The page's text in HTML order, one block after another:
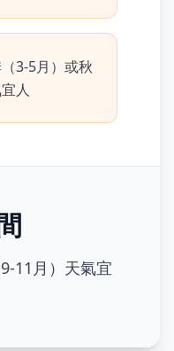
3-5月）或秋
人
11月）天氣宜